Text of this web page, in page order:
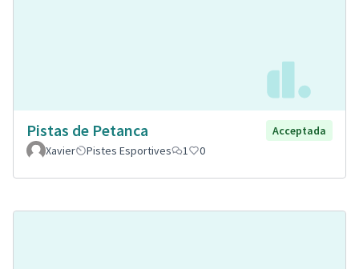
Pistas de Petanca
Acceptada
Xavier
Pistes Esportives 1 0